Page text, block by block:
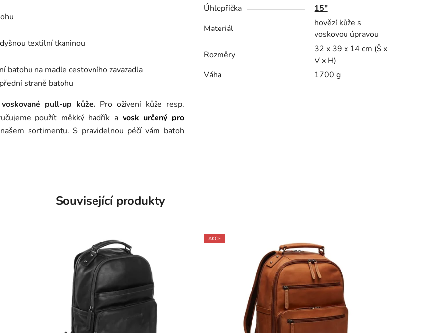
textilní tkaninou
batohu na madle cestovního zavazadla
straně batohu
pull-up kůže. Pro oživení kůže resp.
použít měkký hadřík a vosk určený pro
sortimentu. S pravidelnou péčí vám batoh
Úhlopříčka
15"
Materiál
hovězí kůže s
voskovou úpravou
Rozměry
32 x 39 x 14 cm (Š x
V x H)
Váha
1700 g
Související produkty
AKCE